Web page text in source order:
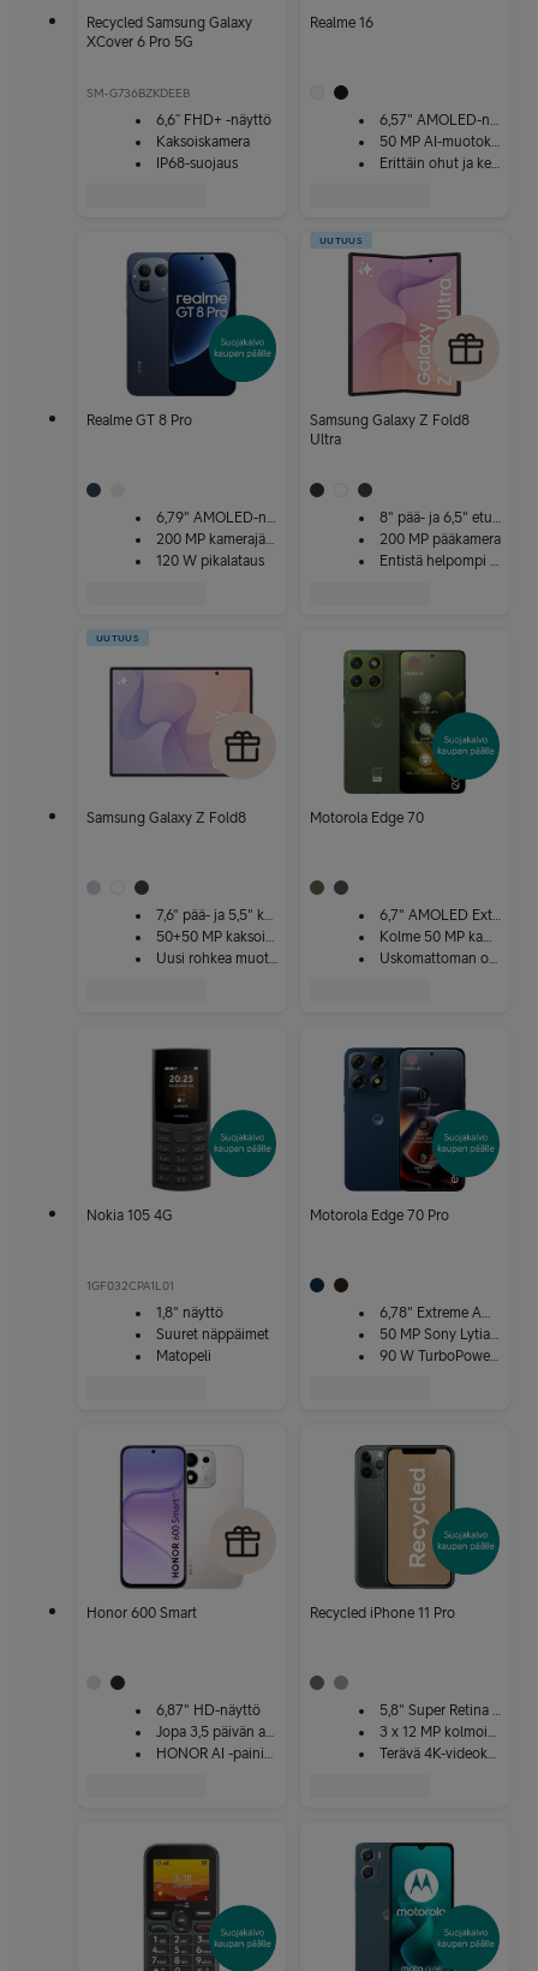
Recycled Samsung Galaxy
XCover 6 Pro 5G
SM-G736BZKDEEB
6,6” FHD+ -näyttö
Kaksoiskamera
IP68-suojaus
Realme 16
6,57" AMOLED-näyttö
50 MP AI-muotokuvakamerat
Erittäin ohut ja kevyt design
Realme GT 8 Pro
6,79" AMOLED-näyttö
200 MP kamerajärjestelmä
120 W pikalataus
UUTUUS
Samsung Galaxy Z Fold8
Ultra
8" pää- ja 6,5" etunäyttö
200 MP pääkamera
Entistä helpompi avata
UUTUUS
Samsung Galaxy Z Fold8
7,6" pää- ja 5,5" kansinäyttö
50+50 MP kaksoiskamera
Uusi rohkea muotoilu
Motorola Edge 70
6,7" AMOLED Extreme -näyttö
Kolme 50 MP kameraa
Uskomattoman ohut ja kestävä
Nokia 105 4G
1GF032CPA1L01
1,8" näyttö
Suuret näppäimet
Matopeli
Motorola Edge 70 Pro
6,78" Extreme AMOLED ‑näyttö
50 MP Sony Lytia 710
90 W TurboPower-lataus
Honor 600 Smart
6,87" HD-näyttö
Jopa 3,5 päivän akun kesto
HONOR AI -painike
Recycled iPhone 11 Pro
5,8" Super Retina XDR
3 x 12 MP kolmoiskamera
Terävä 4K-videokuvaus